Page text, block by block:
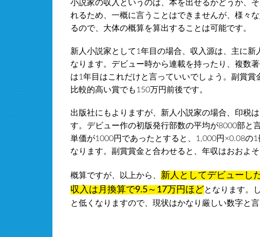
小説家の収入というのは、本を出せるかどうか、
れるため、一概に言うことはできませんが、様々
るので、大体の概算を算出することは可能です。
新人小説家として1年目の場合、収入源は、主に
なります。デビュー時から連載を持ったり、複数
は1年目はこれだけと言っていいでしょう。副賞賞
比較的高い賞でも150万円前後です。
出版社にもよりますが、新人小説家の場合、印税
す。デビュー作の初版発行部数の平均が8000部と
単価が1000円であったとすると、1,000円×0.08の
なります。副賞賞金と合わせると、年収はおおよそ
概算ですが、以上から、 新人としてデビューし
収入は月換算で9.5～17万円ほどとなります。
と低くなりますので、現状はかなり厳しい数字と言